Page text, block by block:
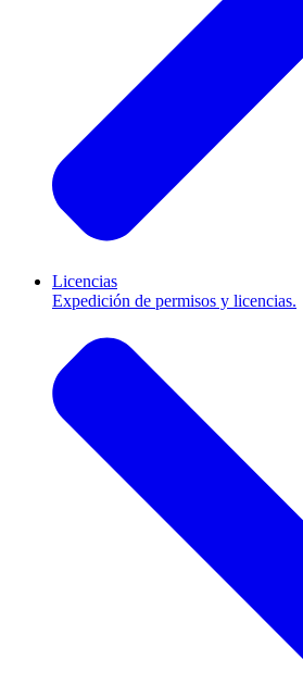
Licencias
Expedición de permisos y licencias.